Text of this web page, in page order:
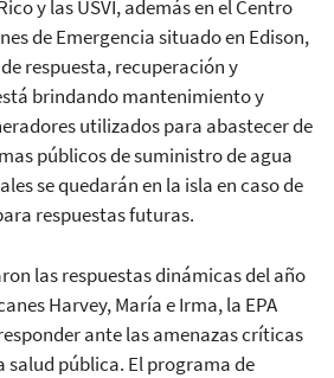
y las USVI, además en el Centro
de Emergencia situado en Edison,
respuesta, recuperación y
brindando mantenimiento y
utilizados para abastecer de
públicos de suministro de agua
se quedarán en la isla en caso de
respuestas futuras.
las respuestas dinámicas del año
Harvey, María e Irma, la EPA
ante las amenazas críticas
salud pública. El programa de